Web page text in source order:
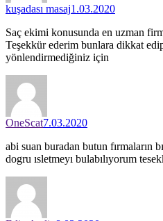
kuşadası masaj1.03.2020
Saç ekimi konusunda en uzman
Teşekkür ederim bunlara dikkat
yönlendirmediğiniz için
OneScat7.03.2020
abi suan buradan butun fırmaların
dogru ısletmeyı bulabılıyorum